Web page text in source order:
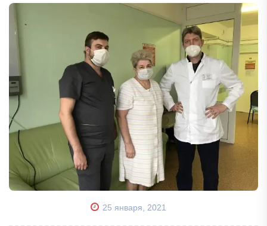
25 января, 2021